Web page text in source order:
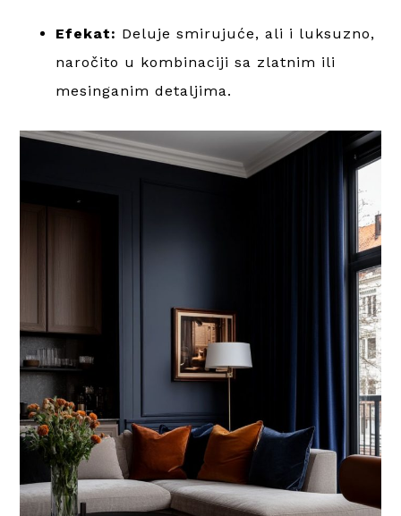
Efekat: Deluje smirujuće, ali i luksuzno,
naročito u kombinaciji sa zlatnim ili
mesinganim detaljima.